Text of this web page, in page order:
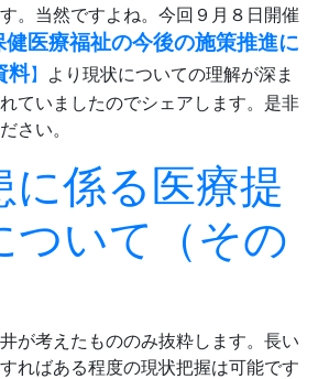
。当然ですよね。今回９月８日開催
健医療福祉の今後の施策推進に
料】 より現状についての理解が深ま
ていましたのでシェアします。是非
さい。
に係る医療提
ついて（その
が考えたもののみ抜粋します。長い
ればある程度の現状把握は可能です